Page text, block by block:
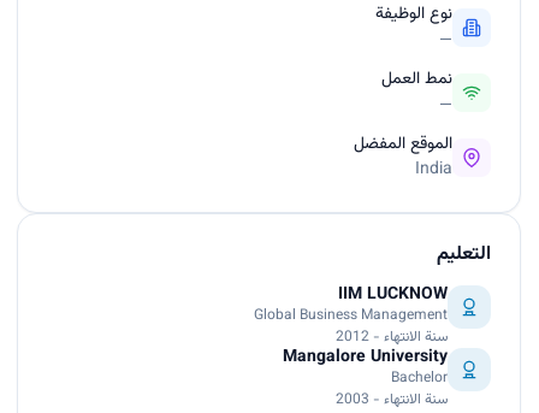
نوع الوظيفة
—
نمط العمل
—
الموقع المفضل
India
التعليم
IIM LUCKNOW
Global Business Management
سنة الانتهاء - 2012
Mangalore University
Bachelor
سنة الانتهاء - 2003